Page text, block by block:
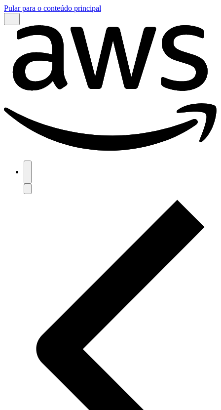
Pular para o conteúdo principal